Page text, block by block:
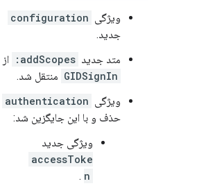
ویژگی configuration
جدید.
متد جدید addScopes:
از
GIDSignIn منتقل شد.
ویژگی authentication
حذف و با این جایگزین شد:
ویژگی جدید
accessToke
n
.